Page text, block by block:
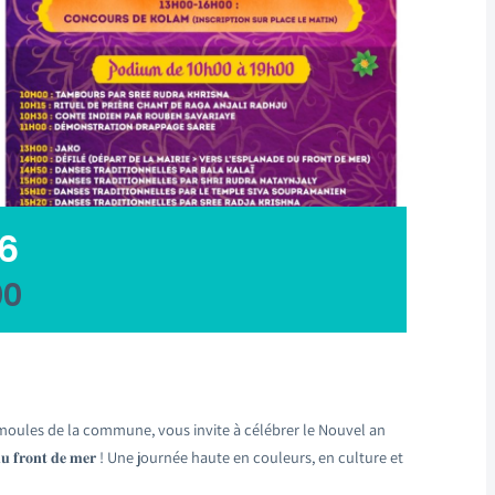
de la commune, vous invite à célébrer le Nouvel an
𝐟𝐫𝐨𝐧𝐭 𝐝𝐞 𝐦𝐞𝐫 ! Une journée haute en couleurs, en culture et